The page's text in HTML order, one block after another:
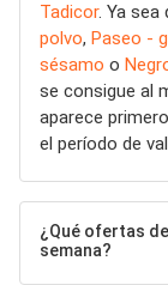
Tadicor. Ya sea
polvo, Paseo -
sésamo o
se consigue al
aparece
el período de
¿Qué ofertas
semana?